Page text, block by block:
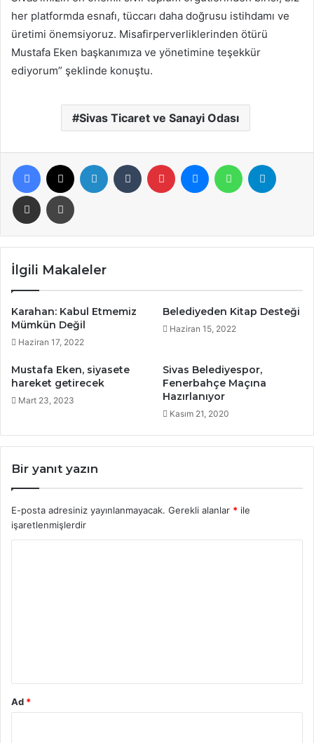
her platformda esnafı, tüccarı daha doğrusu istihdamı ve
üretimi önemsiyoruz. Misafirperverliklerinden ötürü
Mustafa Eken başkanımıza ve yönetimine teşekkür
ediyorum” şeklinde konuştu.
Sivas Ticaret ve Sanayi Odası
Facebook LinkedIn Tumblr Pinterest MessengerWhatsApp
E-Posta ile paylaş Yazdır
İlgili Makaleler
Karahan: Kabul Etmemiz
Mümkün Değil
Haziran 17, 2022
Belediyeden Kitap Desteği
Haziran 15, 2022
Mustafa Eken, siyasete
hareket getirecek
Mart 23, 2023
Sivas Belediyespor,
Fenerbahçe Maçına
Hazırlanıyor
Kasım 21, 2020
Bir yanıt yazın
E-posta adresiniz yayınlanmayacak. Gerekli alanlar * ile
işaretlenmişlerdir
Ad *